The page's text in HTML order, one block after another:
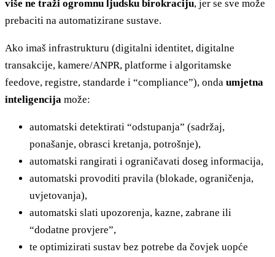
više ne traži ogromnu ljudsku birokraciju, jer se sve može
prebaciti na automatizirane sustave.
Ako imaš infrastrukturu (digitalni identitet, digitalne
transakcije, kamere/ANPR, platforme i algoritamske
feedove, registre, standarde i “compliance”), onda umjetna
inteligencija može:
automatski detektirati “odstupanja” (sadržaj,
ponašanje, obrasci kretanja, potrošnje),
automatski rangirati i ograničavati doseg informacija,
automatski provoditi pravila (blokade, ograničenja,
uvjetovanja),
automatski slati upozorenja, kazne, zabrane ili
“dodatne provjere”,
te optimizirati sustav bez potrebe da čovjek uopće